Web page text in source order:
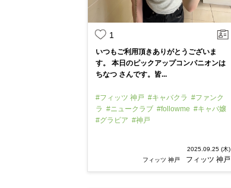
1
いつもご利用頂きありがとうございま
す。 本日のピックアップコンパニオンは
ちなつ さんです。皆...
#フィッツ 神戸 #キャバクラ #ファンク
ラ #ニュークラブ #followme #キャバ嬢
#グラビア #神戸
2025.09.25 (木)
フィッツ 神戸
フィッツ 神戸